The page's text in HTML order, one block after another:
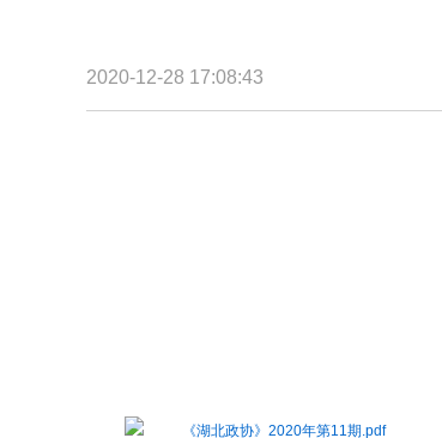
2020-12-28 17:08:43
《湖北政协》2020年第11期.pdf